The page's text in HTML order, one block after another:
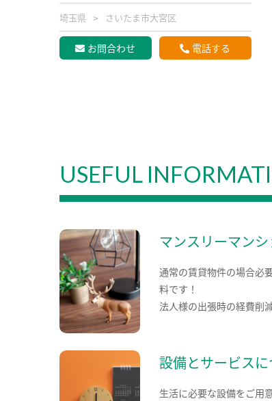
埼玉県 さいたま市大宮区
お問合わせ 電話する
USEFUL
マンスリーマンシ
通常の賃貸物件の場合必
料です！
法人様の出張時の経費削
設備とサービスに
生活に必要な設備をご用